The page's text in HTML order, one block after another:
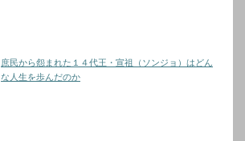
庶民から怨まれた１４代王・宣祖（ソンジョ）はどん
な人生を歩んだのか